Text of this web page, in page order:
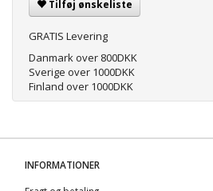
Tilføj ønskeliste
GRATIS Levering
Danmark over 800DKK
Sverige over 1000DKK
Finland over 1000DKK
INFORMATIONER